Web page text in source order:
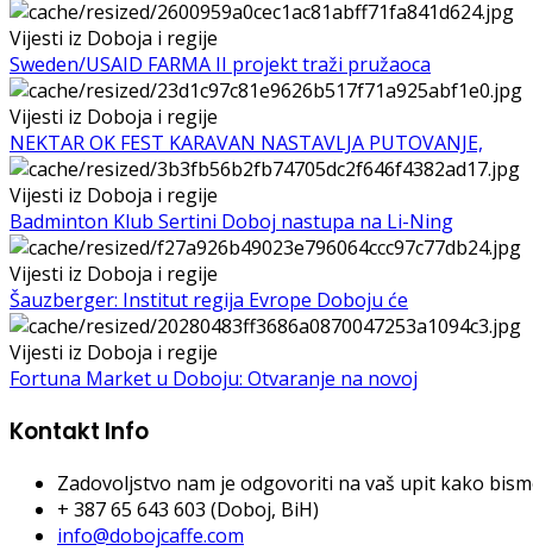
Vijesti iz Doboja i regije
Sweden/USAID FARMA II projekt traži pružaoca
Vijesti iz Doboja i regije
NEKTAR OK FEST KARAVAN NASTAVLJA PUTOVANJE,
Vijesti iz Doboja i regije
Badminton Klub Sertini Doboj nastupa na Li-Ning
Vijesti iz Doboja i regije
Šauzberger: Institut regija Evrope Doboju će
Vijesti iz Doboja i regije
Fortuna Market u Doboju: Otvaranje na novoj
Kontakt Info
Zadovoljstvo nam je odgovoriti na vaš upit kako
+ 387 65 643 603 (Doboj, BiH)
info@dobojcaffe.com